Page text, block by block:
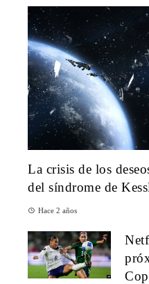
La crisis de los
del síndrome de
Hace 2 años